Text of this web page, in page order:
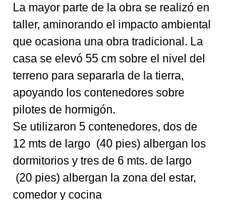
La mayor parte de la obra se realizó en
taller, aminorando el impacto ambiental
que ocasiona una obra tradicional. La
casa se elevó 55 cm sobre el nivel del
terreno para separarla de la tierra,
apoyando los contenedores sobre
pilotes de hormigón.
Se utilizaron 5 contenedores, dos de
12 mts de largo  (40 pies) albergan los
dormitorios y tres de 6 mts. de largo
(20 pies) albergan la zona del estar,
comedor y cocina